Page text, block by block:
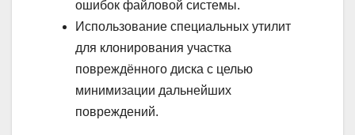
ошибок файловой системы.
Использование специальных утилит
для клонирования участка
повреждённого диска с целью
минимизации дальнейших
повреждений.